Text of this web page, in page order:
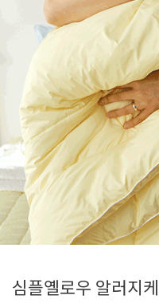
심플옐로우 알러지